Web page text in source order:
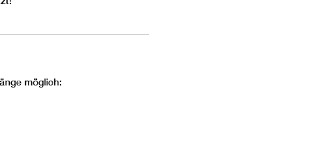
möglich: